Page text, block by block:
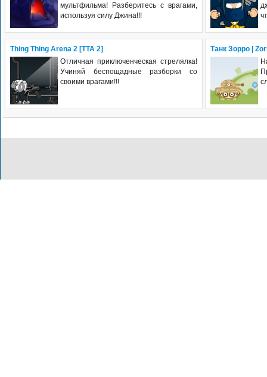
мультфильма! Разберитесь с врагами,
используя силу Джина!!!
Thing Thing Arena 2 [TTA 2]
Отличная приключенческая стрелялка!
Учиняй беспощадные разборки со
своими врагами!!!
Танк Зорро |